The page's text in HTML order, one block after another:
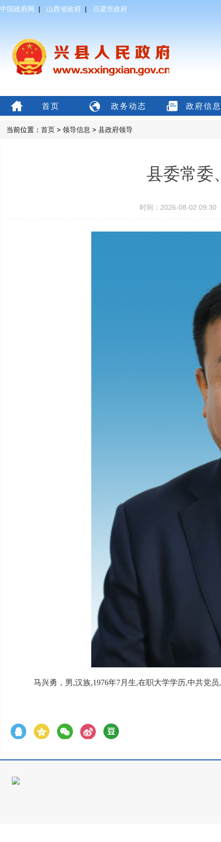
中国政府网 | 山西省政府 | 吕梁市政府
首页 政务动态 政府信
当前位置： 首页 > 领导信息 > 县政府领导
县委常委
时间：2026-08-02
马兴勇，男,汉族,1976年7月生,在职大学学历,中共党